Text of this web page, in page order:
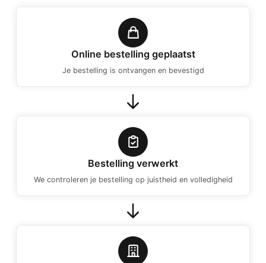
Online bestelling geplaatst
Je bestelling is ontvangen en bevestigd
Bestelling verwerkt
We controleren je bestelling op juistheid en volledigheid